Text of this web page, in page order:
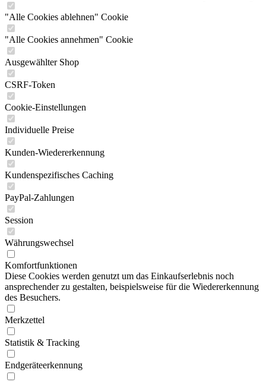
"Alle Cookies ablehnen" Cookie
"Alle Cookies annehmen" Cookie
Ausgewählter Shop
CSRF-Token
Cookie-Einstellungen
Individuelle Preise
Kunden-Wiedererkennung
Kundenspezifisches Caching
PayPal-Zahlungen
Session
Währungswechsel
Komfortfunktionen
Diese Cookies werden genutzt um das Einkaufserlebnis noch
ansprechender zu gestalten, beispielsweise für die Wiedererkennung
des Besuchers.
Merkzettel
Statistik & Tracking
Endgeräteerkennung